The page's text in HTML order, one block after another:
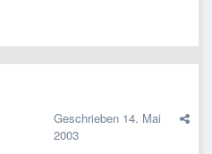
Geschrieben 14. Mai
2003